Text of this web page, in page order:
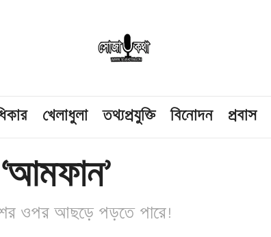
খেলাধুলা তথ্যপ্রযুক্তি বিনোদন প্রবাস
ওপর আছড়ে পড়তে পারে!